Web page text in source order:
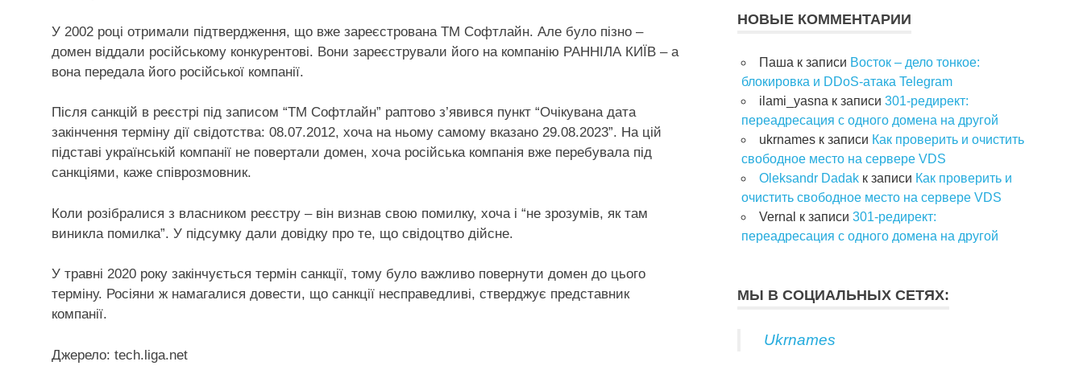
У 2002 році отримали підтвердження, що вже зареєстрована ТМ Софтлайн. Але було пізно –
домен віддали російському конкурентові. Вони зареєстрували його на компанію РАННІЛА КИЇВ – а
вона передала його російської компанії.
Після санкцій в реєстрі під записом “ТМ Софтлайн” раптово з’явився пункт “Очікувана дата
закінчення терміну дії свідотства: 08.07.2012, хоча на ньому самому вказано 29.08.2023”. На цій
підставі українській компанії не повертали домен, хоча російська компанія вже перебувала під
санкціями, каже співрозмовник.
Коли розібралися з власником реєстру – він визнав свою помилку, хоча і “не зрозумів, як там
виникла помилка”. У підсумку дали довідку про те, що свідоцтво дійсне.
У травні 2020 року закінчується термін санкції, тому було важливо повернути домен до цього
терміну. Росіяни ж намагалися довести, що санкції несправедливі, стверджує представник
компанії.
Джерело: tech.liga.net
НОВЫЕ КОММЕНТАРИИ
Паша к записи Восток – дело тонкое:
блокировка и DDoS-атака Telegram
ilami_yasna к записи 301-редирект:
переадресация с одного домена на другой
ukrnames к записи Как проверить и очистить
свободное место на сервере VDS
Oleksandr Dadak к записи Как проверить и
очистить свободное место на сервере VDS
Vernal к записи 301-редирект:
переадресация с одного домена на другой
МЫ В СОЦИАЛЬНЫХ СЕТЯХ:
Ukrnames